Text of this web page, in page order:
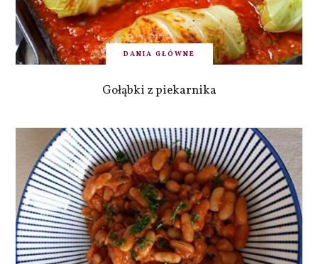
DANIA GŁÓWNE
Gołąbki z piekarnika